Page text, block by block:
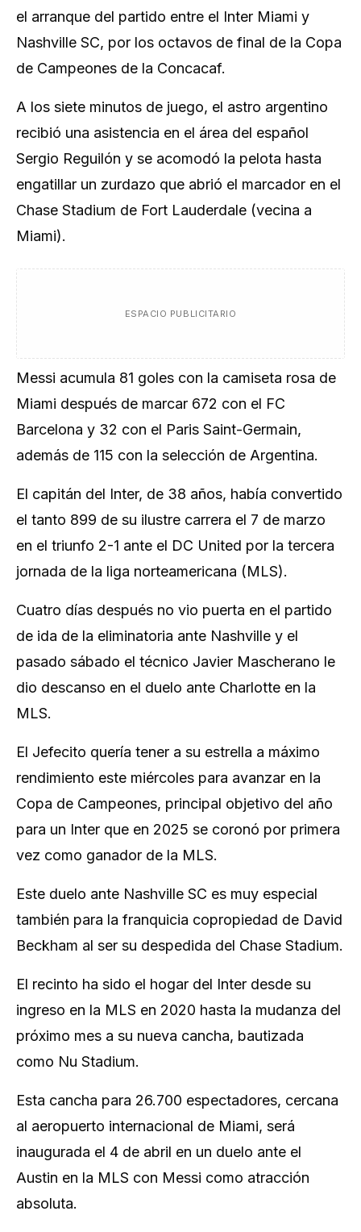
el arranque del partido entre el Inter Miami y
Nashville SC, por los octavos de final de la Copa
de Campeones de la Concacaf.
A los siete minutos de juego, el astro argentino
recibió una asistencia en el área del español
Sergio Reguilón y se acomodó la pelota hasta
engatillar un zurdazo que abrió el marcador en el
Chase Stadium de Fort Lauderdale (vecina a
Miami).
ESPACIO PUBLICITARIO
Messi acumula 81 goles con la camiseta rosa de
Miami después de marcar 672 con el FC
Barcelona y 32 con el Paris Saint-Germain,
además de 115 con la selección de Argentina.
El capitán del Inter, de 38 años, había convertido
el tanto 899 de su ilustre carrera el 7 de marzo
en el triunfo 2-1 ante el DC United por la tercera
jornada de la liga norteamericana (MLS).
Cuatro días después no vio puerta en el partido
de ida de la eliminatoria ante Nashville y el
pasado sábado el técnico Javier Mascherano le
dio descanso en el duelo ante Charlotte en la
MLS.
El Jefecito quería tener a su estrella a máximo
rendimiento este miércoles para avanzar en la
Copa de Campeones, principal objetivo del año
para un Inter que en 2025 se coronó por primera
vez como ganador de la MLS.
Este duelo ante Nashville SC es muy especial
también para la franquicia copropiedad de David
Beckham al ser su despedida del Chase Stadium.
El recinto ha sido el hogar del Inter desde su
ingreso en la MLS en 2020 hasta la mudanza del
próximo mes a su nueva cancha, bautizada
como Nu Stadium.
Esta cancha para 26.700 espectadores, cercana
al aeropuerto internacional de Miami, será
inaugurada el 4 de abril en un duelo ante el
Austin en la MLS con Messi como atracción
absoluta.